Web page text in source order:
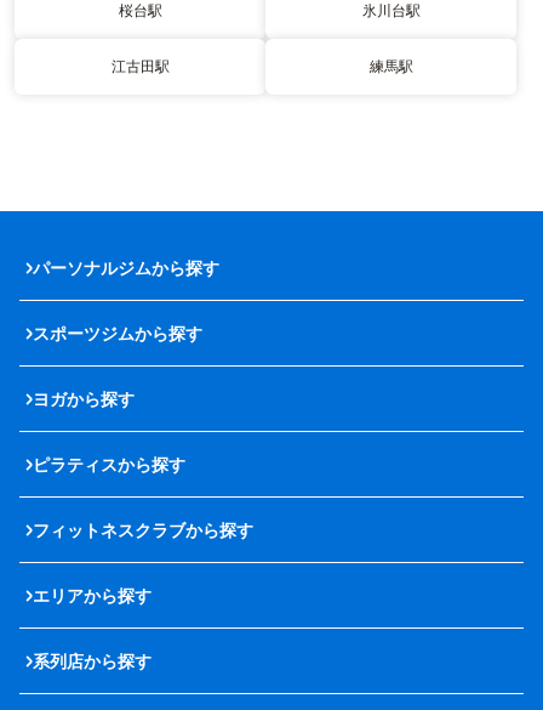
桜台駅 氷川台駅
江古田駅 練馬駅
パーソナルジムから探す
スポーツジムから探す
ヨガから探す
ピラティスから探す
フィットネスクラブから探す
エリアから探す
系列店から探す